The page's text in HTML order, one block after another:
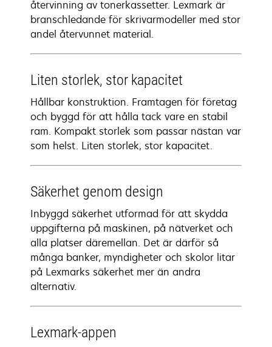
återvinning av tonerkassetter. Lexmark är
branschledande för skrivarmodeller med stor
andel återvunnet material.
Liten storlek, stor kapacitet
Hållbar konstruktion. Framtagen för företag
och byggd för att hålla tack vare en stabil
ram. Kompakt storlek som passar nästan var
som helst. Liten storlek, stor kapacitet.
Säkerhet genom design
Inbyggd säkerhet utformad för att skydda
uppgifterna på maskinen, på nätverket och
alla platser däremellan. Det är därför så
många banker, myndigheter och skolor litar
på Lexmarks säkerhet mer än andra
alternativ.
Lexmark-appen